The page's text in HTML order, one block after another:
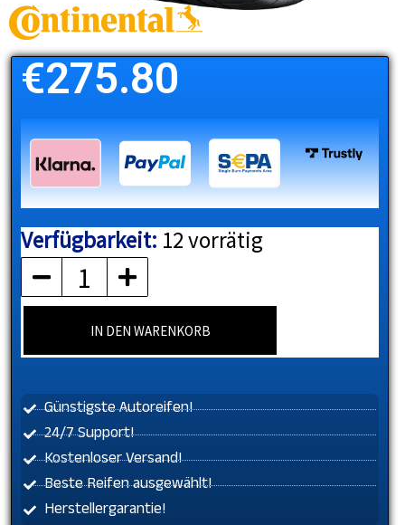
€275.80
Verfügbarkeit: 12 vorrätig
CONTINENTAL
Menge
IN DEN WARENKORB
Günstigste Autoreifen!
24/7 Support!
Kostenloser Versand!
Beste Reifen ausgewählt!
Herstellergarantie!